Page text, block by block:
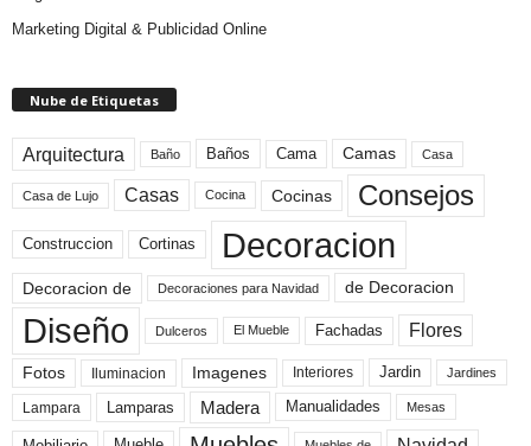
Marketing Digital & Publicidad Online
Nube de Etiquetas
Arquitectura Baño Baños Cama Camas Casa
Casa de Lujo Casas Cocina Cocinas Consejos
Construccion Cortinas Decoracion
Decoracion de Decoraciones para Navidad de Decoracion
Diseño Dulceros El Mueble Fachadas Flores
Fotos Iluminacion Imagenes Interiores Jardin Jardines
Lampara Lamparas Madera Manualidades Mesas